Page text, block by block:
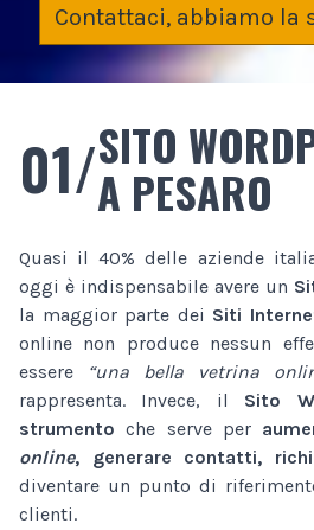
Contattaci, abbiamo la
01/SITO
A PESARO
Quasi il 40% delle aziende
oggi è indispensabile avere un
la maggior parte dei Siti
online non produce nessun
essere
“una bella vetrina
rappresenta. Invece, il Sito
strumento che serve per
online, generare contatti,
diventare un punto di
clienti.